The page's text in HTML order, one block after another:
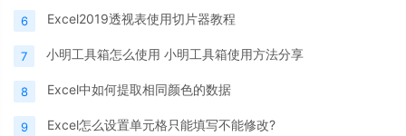
6 Excel2019透视表使用切片器教程
7 小明工具箱怎么使用 小明工具箱使用方法分享
8 Excel中如何提取相同颜色的数据
9 Excel怎么设置单元格只能填写不能修改?